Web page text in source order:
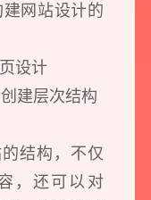
建网站设计的
设计
建层次结构
结构，不仅
，还可以对